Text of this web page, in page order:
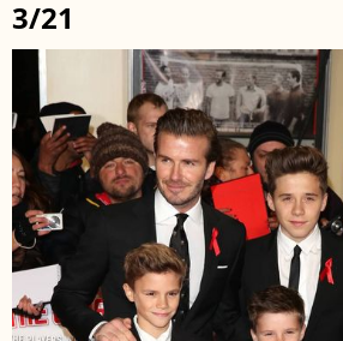
3/21